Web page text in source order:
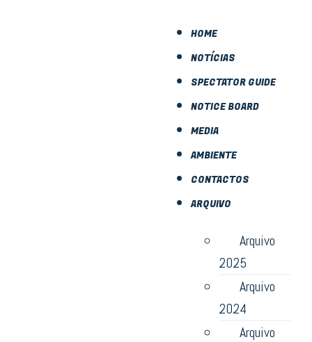
HOME
NOTÍCIAS
SPECTATOR GUIDE
NOTICE BOARD
MEDIA
AMBIENTE
CONTACTOS
ARQUIVO
Arquivo
2025
Arquivo
2024
Arquivo